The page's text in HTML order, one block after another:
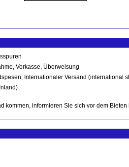
Vorkasse, Überweisung
Internationaler Versand (international
kommen, informieren Sie sich vor dem